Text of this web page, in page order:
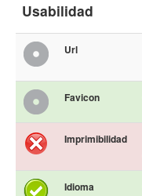
Usabilidad
Url
Favicon
Imprimibilidad
Idioma